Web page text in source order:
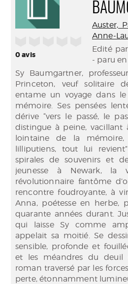
0avis
Auster,
Anne-
Edité par
- paru
Sy Baumgartner,
Princeton, veuf solitaire
entame un voyage dans
mémoire. Ses pensées
dérive “vers le passé, le
distingue à peine, vacillant
lointaine de la
lilliputiens, tout lui
spirales de souvenirs et
jeunesse à Newark, la
révolutionnaire fantôme
rencontre foudroyante, à
Anna, poétesse en herbe,
quarante années durant.
qui laisse Sy comme
appelait sa moitié. Se
sensible, profonde et
et les méandres du deuil
roman traversé par les
perte, étonnamment